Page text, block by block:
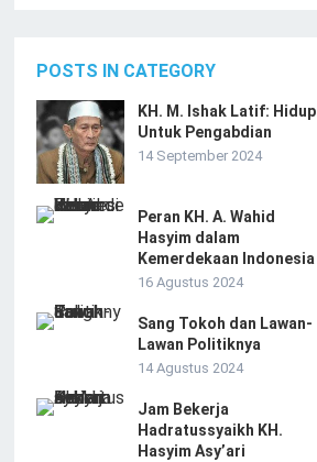
POSTS IN CATEGORY
KH. M. Ishak Latif: Hidup
Untuk Pengabdian
14 September 2024
Peran KH. A. Wahid
Hasyim dalam
Kemerdekaan Indonesia
16 Agustus 2024
Sang Tokoh dan Lawan-
Lawan Politiknya
14 Agustus 2024
Jam Bekerja
Hadratussyaikh KH.
Hasyim Asy’ari